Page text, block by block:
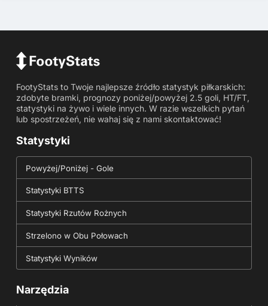
FootyStats to Twoje najlepsze źródło statystyk piłkarskich:
zdobyte bramki, prognozy poniżej/powyżej 2.5 goli, HT/FT,
statystyki na żywo i wiele innych. W razie wszelkich pytań
lub spostrzeżeń, nie wahaj się z nami skontaktować!
Statystyki
Powyżej/Poniżej - Gole
Statystyki BTTS
Statystyki Rzutów Rożnych
Strzelono w Obu Połowach
Statystyki Wyników
Narzędzia